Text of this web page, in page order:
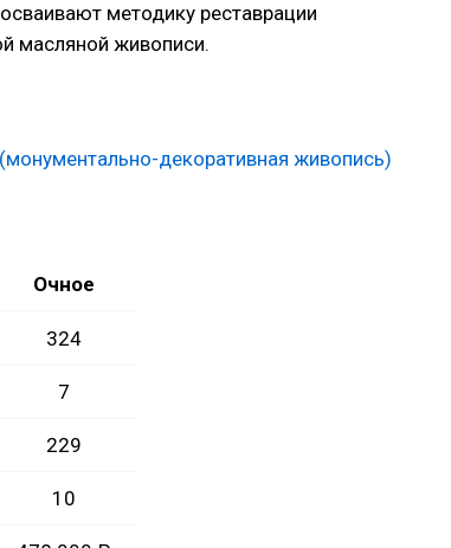
методику реставрации
масляной живописи.
декоративная живопись)
Очное
324
7
229
10